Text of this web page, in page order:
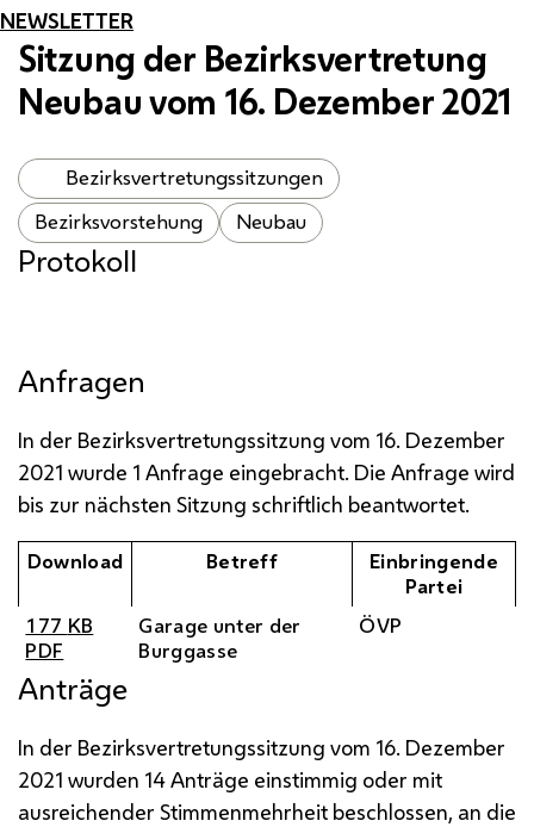
NEWSLETTER
Sitzung der Bezirksvertretung
Neubau vom 16. Dezember 2021
Bezirksvertretungssitzungen
Bezirksvorstehung
Neubau
Protokoll
Anfragen
In der Bezirksvertretungssitzung vom 16. Dezember
2021 wurde 1 Anfrage eingebracht. Die Anfrage wird
bis zur nächsten Sitzung schriftlich beantwortet.
Download Betreff
Einbringende
Partei
177 KB
PDF
Garage unter der
Burggasse
ÖVP
Anträge
In der Bezirksvertretungssitzung vom 16. Dezember
2021 wurden 14 Anträge einstimmig oder mit
ausreichender Stimmenmehrheit beschlossen, an die